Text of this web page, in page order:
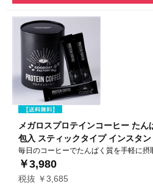
メガロスプロテインコーヒー た
包入 スティックタイプ インスタ
毎日のコーヒーでたんぱく質を手軽に摂
￥3,980
税抜 ￥3,685